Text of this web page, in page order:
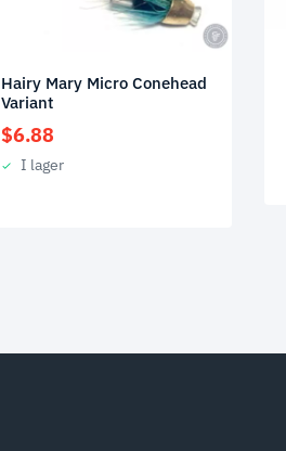
Hairy Mary Micro Conehead
Variant
$6.88
I lager